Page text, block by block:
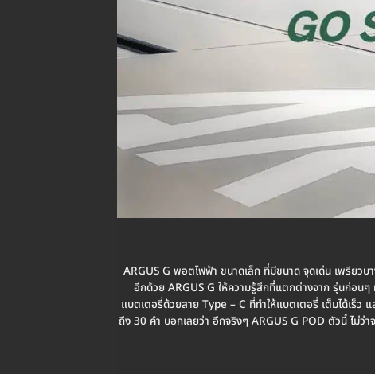
ARGUS G พอตไฟฟ้า ขนาดเล็ก ที่มีขนาด จุดเด่น เพรียว
อีกด้วย ARGUS G ให้ความรู้สึกที่แตกต่างจาก รุ่นก่อน
แบตเตอรี่ด้วยสาย Type – C ที่ทำให้แบตเตอรี่ เต็มได้เร็ว
ถึง 30 คำ บอกเลยว่า อึกจริงๆ ARGUS G POD ตัวนี้ ไม่